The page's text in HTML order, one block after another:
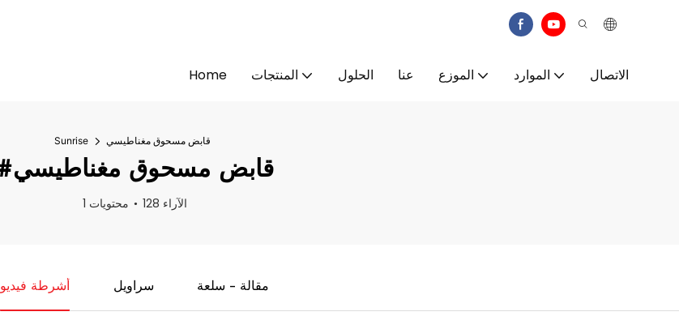
Home المنتجات الحلول عنا الموزع الموارد الاتصال
Sunrise قابض مسحوق مغناطيسي
#قابض مسحوق مغناطيسي
1 محتويات 128 الآراء
أشرطة فيديو سراويل مقالة - سلعة